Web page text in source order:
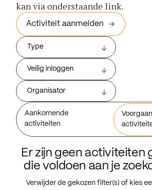
kan via onderstaande link.
Activiteit aanmelden
Type
Veilig inloggen
Organisator
Aankomende
activiteiten
Er zijn geen activiteiten
die voldoen aan je
Verwijder de gekozen filter(s) of kies